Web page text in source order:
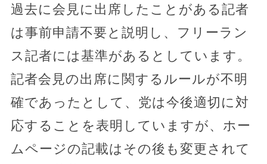
過去に会見に出席したことがある記者
は事前申請不要と説明し、フリーラン
ス記者には基準があるとしています。
記者会見の出席に関するルールが不明
確であったとして、党は今後適切に対
応することを表明していますが、ホー
ムページの記載はその後も変更されて